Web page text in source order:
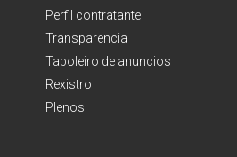
Perfil contratante
Transparencia
Taboleiro de anuncios
Rexistro
Plenos